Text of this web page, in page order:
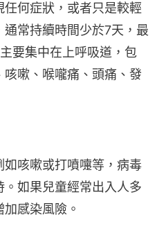
何症狀，或者只是較輕
常持續時間少於7天，最
要集中在上呼吸道，包
嗽、喉嚨痛、頭痛、發
咳嗽或打噴嚏等，病毒
如果兒童經常出入人多
感染風險。